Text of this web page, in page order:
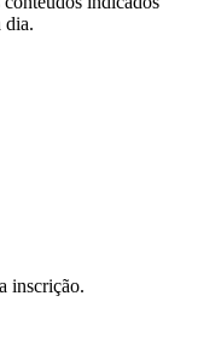
dia.
inscrição.